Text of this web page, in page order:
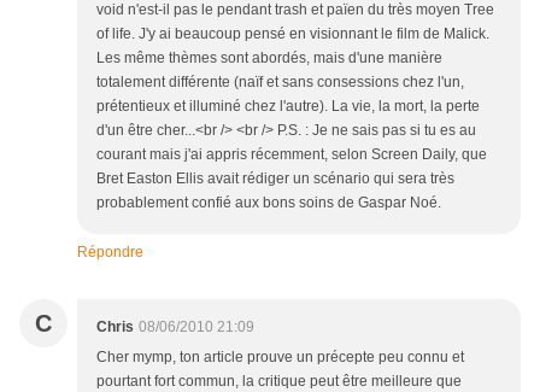
void n'est-il pas le pendant trash et païen du très moyen Tree
of life. J'y ai beaucoup pensé en visionnant le film de Malick.
Les même thèmes sont abordés, mais d'une manière
totalement différente (naïf et sans consessions chez l'un,
prétentieux et illuminé chez l'autre). La vie, la mort, la perte
d'un être cher...<br /> <br /> P.S. : Je ne sais pas si tu es au
courant mais j'ai appris récemment, selon Screen Daily, que
Bret Easton Ellis avait rédiger un scénario qui sera très
probablement confié aux bons soins de Gaspar Noé.
Répondre
C Chris 08/06/2010 21:09
Cher mymp, ton article prouve un précepte peu connu et
pourtant fort commun, la critique peut être meilleure que